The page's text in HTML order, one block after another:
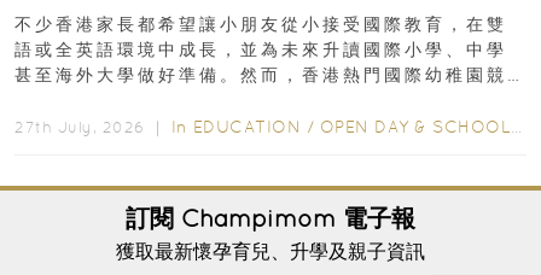
不少香港家長都希望讓小朋友從小接受國際教育，在雙
語或全英語環境中成長，並為未來升讀國際小學、中學
甚至海外大學做好準備。然而，香港熱門國際幼稚園競
27th July, 2026 ｜ In EDUCATION / OPEN DAY & SCHOOL EVENTS
訂閱 Champimom 電子報
獲取最新懷孕育兒、升學及親子資訊